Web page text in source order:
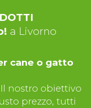
a Livorno
cane o gatto
nostro obiettivo
prezzo, tutti